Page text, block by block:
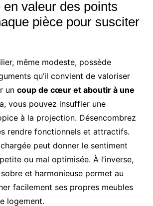
en valeur des points
pièce pour susciter
même modeste, possède
qu’il convient de valoriser
un coup de cœur et aboutir à une
vous pouvez insuffler une
à la projection. Désencombrez
rendre fonctionnels et attractifs.
peut donner le sentiment
ou mal optimisée. À l’inverse,
et harmonieuse permet au
facilement ses propres meubles
logement.